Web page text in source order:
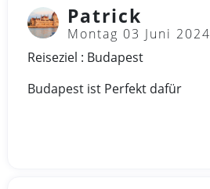
Patrick
Montag 03 Juni 2024
Reiseziel : Budapest
Budapest ist Perfekt dafür